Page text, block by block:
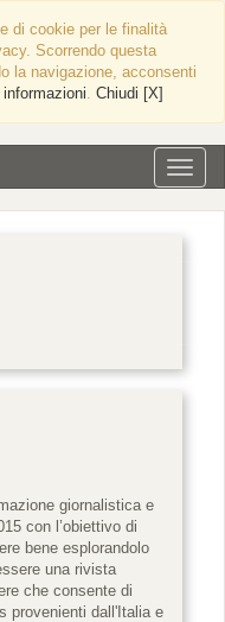
di cookie per le finalità
Scorrendo questa
la navigazione, acconsenti
. Chiudi [X]
giornalistica e
con l’obiettivo di
bene esplorandolo
una rivista
che consente di
provenienti dall'Italia e